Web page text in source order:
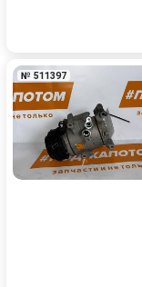
№ 511397